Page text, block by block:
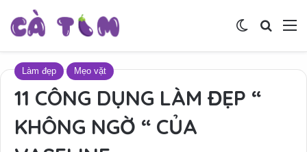
Tìm
Switch skin
Làm đẹp Mẹo vặt
11 CÔNG DỤNG LÀM ĐẸP “
KHÔNG NGỜ “ CỦA